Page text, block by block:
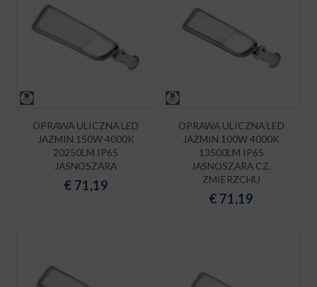
OPRAWA ULICZNA LED
JAZMIN 150W 4000K
20250LM IP65
JASNOSZARA
€ 71,19
OPRAWA ULICZNA LED
JAZMIN 100W 4000K
13500LM IP65
JASNOSZARA CZ.
ZMIERZCHU
€ 71,19